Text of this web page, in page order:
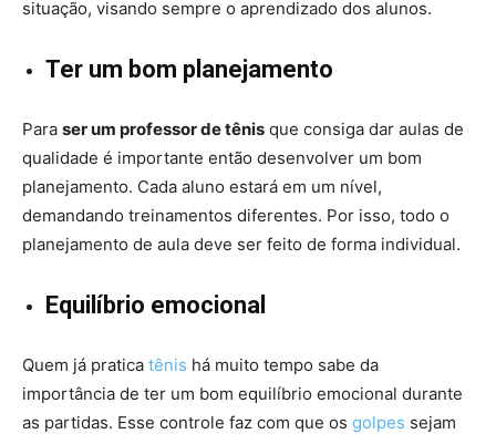
situação, visando sempre o aprendizado dos alunos.
Ter um bom planejamento
Para ser um professor de tênis que consiga dar aulas de
qualidade é importante então desenvolver um bom
planejamento. Cada aluno estará em um nível,
demandando treinamentos diferentes. Por isso, todo o
planejamento de aula deve ser feito de forma individual.
Equilíbrio emocional
Quem já pratica tênis há muito tempo sabe da
importância de ter um bom equilíbrio emocional durante
as partidas. Esse controle faz com que os golpes sejam